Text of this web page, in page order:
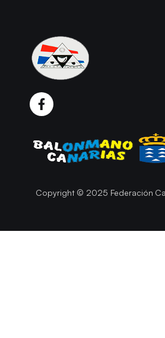
Copyright © 2025 Federación